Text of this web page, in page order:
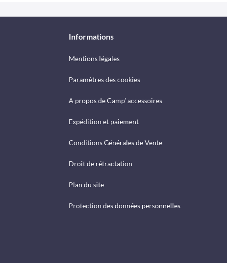
Informations
Mentions légales
Paramètres des cookies
A propos de Camp’ accessoires
Expédition et paiement
Conditions Générales de Vente
Droit de rétractation
Plan du site
Protection des données personnelles